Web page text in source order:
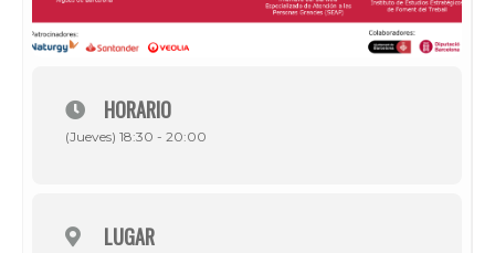
HORARIO
(Jueves) 18:30 - 20:00
LUGAR